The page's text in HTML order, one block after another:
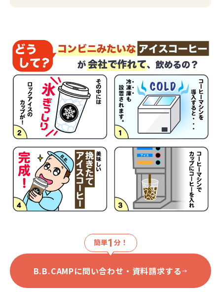
簡単1 分！
B.B.CAMPに問い合わせ・資料請求する